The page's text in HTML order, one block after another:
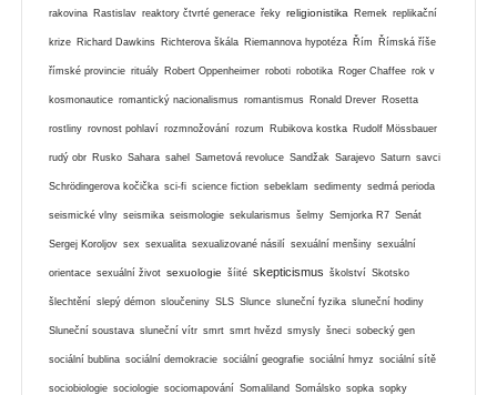
rakovina Rastislav reaktory čtvrté generace řeky religionistika Remek replikační
krize Richard Dawkins Richterova škála Riemannova hypotéza Řím Římská říše
římské provincie rituály Robert Oppenheimer roboti robotika Roger Chaffee rok v
kosmonautice romantický nacionalismus romantismus Ronald Drever Rosetta
rostliny rovnost pohlaví rozmnožování rozum Rubikova kostka Rudolf Mössbauer
rudý obr Rusko Sahara sahel Sametová revoluce Sandžak Sarajevo Saturn savci
Schrödingerova kočička sci-fi science fiction sebeklam sedimenty sedmá perioda
seismické vlny seismika seismologie sekularismus šelmy Semjorka R7 Senát
Sergej Koroljov sex sexualita sexualizované násilí sexuální menšiny sexuální
orientace sexuální život sexuologie šíité skepticismus školství Skotsko
šlechtění slepý démon sloučeniny SLS Slunce sluneční fyzika sluneční hodiny
Sluneční soustava sluneční vítr smrt smrt hvězd smysly šneci sobecký gen
sociální bublina sociální demokracie sociální geografie sociální hmyz sociální sítě
sociobiologie sociologie sociomapování Somaliland Somálsko sopka sopky